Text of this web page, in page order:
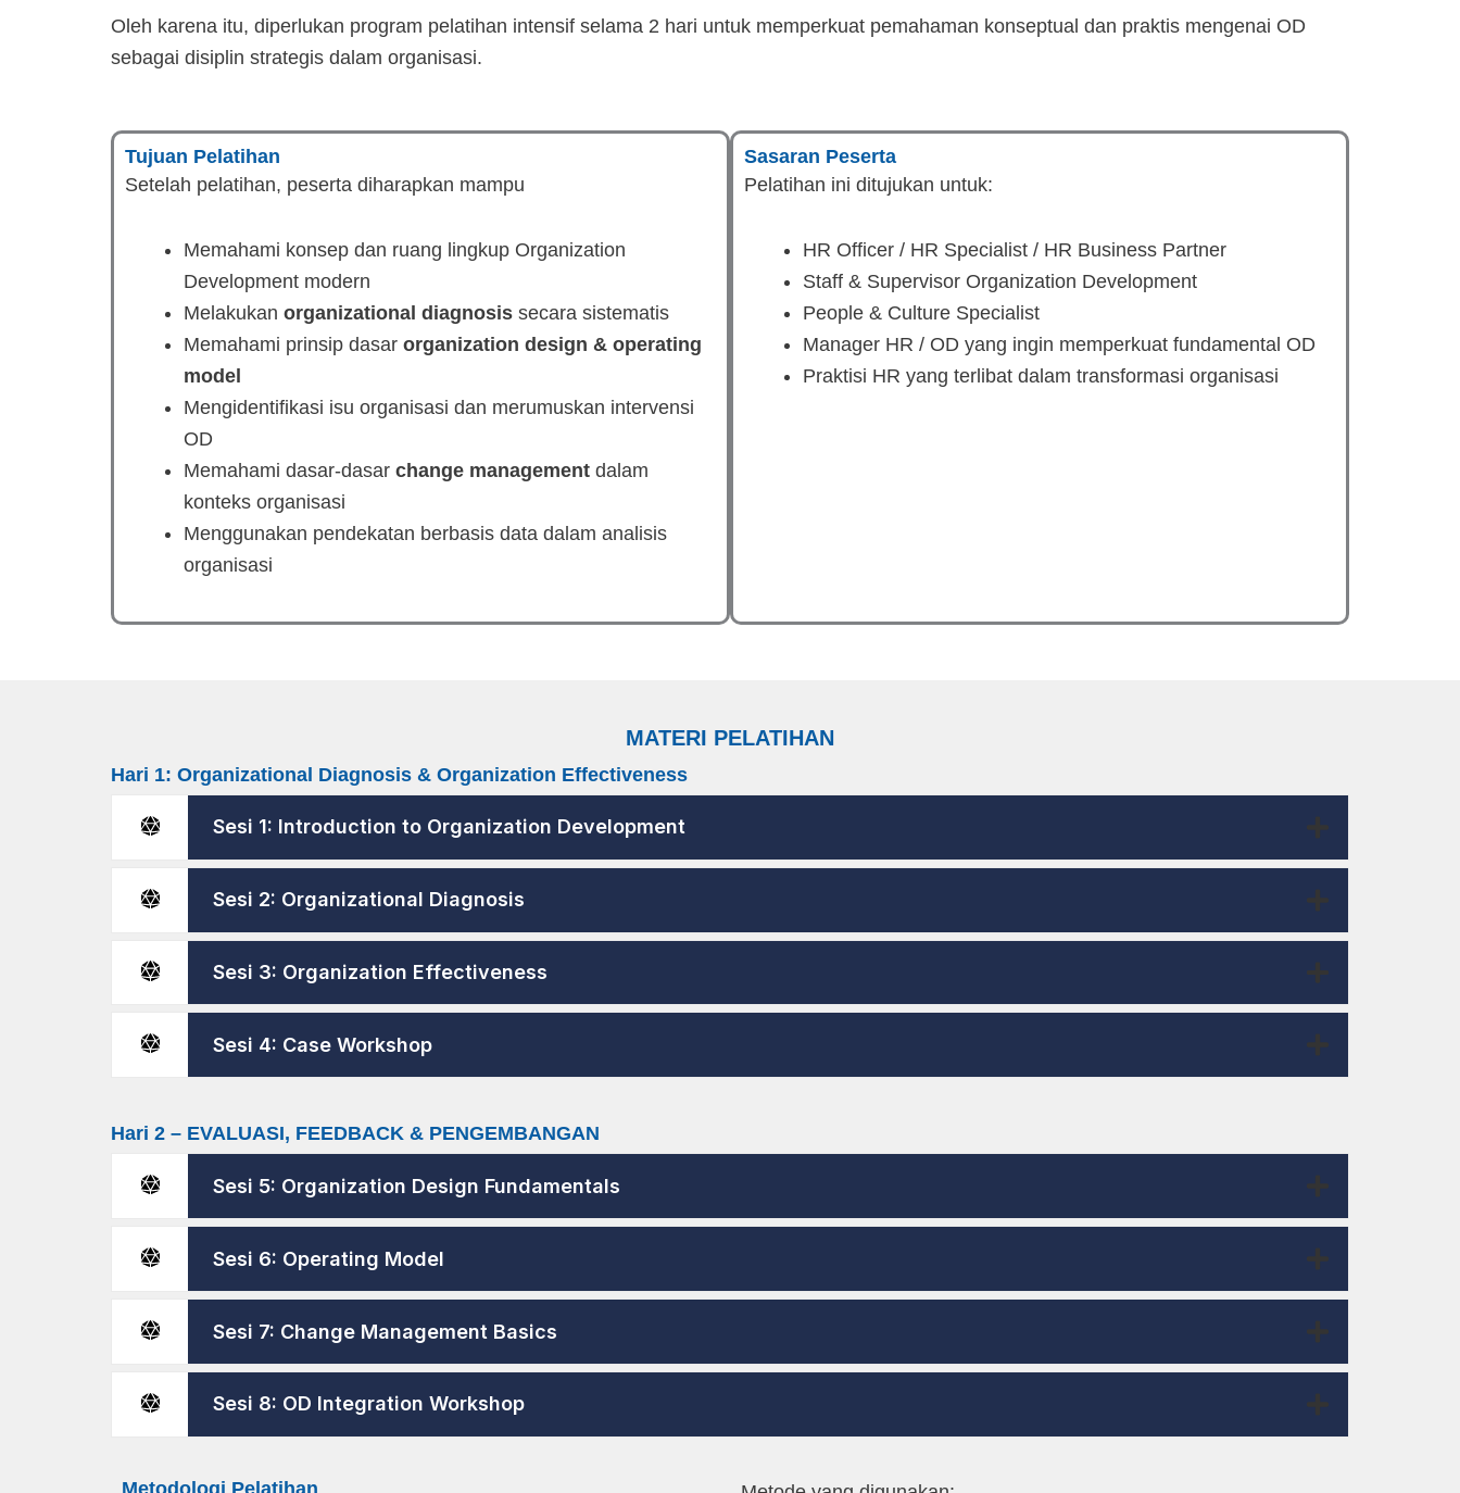
Oleh karena itu, diperlukan program pelatihan intensif selama 2 hari untuk memperkuat pemahaman konseptual dan praktis mengenai OD
sebagai disiplin strategis dalam organisasi.
Tujuan Pelatihan
Setelah pelatihan, peserta diharapkan mampu
Memahami konsep dan ruang lingkup Organization
Development modern
Melakukan organizational diagnosis secara sistematis
Memahami prinsip dasar organization design & operating
model
Mengidentifikasi isu organisasi dan merumuskan intervensi
OD
Memahami dasar-dasar change management dalam
konteks organisasi
Menggunakan pendekatan berbasis data dalam analisis
organisasi
Sasaran Peserta
Pelatihan ini ditujukan untuk:
HR Officer / HR Specialist / HR Business Partner
Staff & Supervisor Organization Development
People & Culture Specialist
Manager HR / OD yang ingin memperkuat fundamental OD
Praktisi HR yang terlibat dalam transformasi organisasi
MATERI PELATIHAN
Hari 1: Organizational Diagnosis & Organization Effectiveness
Sesi 1: Introduction to Organization Development
Sesi 2: Organizational Diagnosis
Sesi 3: Organization Effectiveness
Sesi 4: Case Workshop
Hari 2 – EVALUASI, FEEDBACK & PENGEMBANGAN
Sesi 5: Organization Design Fundamentals
Sesi 6: Operating Model
Sesi 7: Change Management Basics
Sesi 8: OD Integration Workshop
Metodologi Pelatihan